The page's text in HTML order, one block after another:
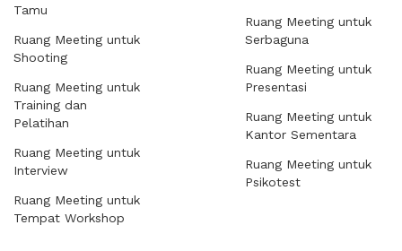
Tamu
Ruang Meeting untuk
Shooting
Ruang Meeting untuk
Training dan
Pelatihan
Ruang Meeting untuk
Interview
Ruang Meeting untuk
Tempat Workshop
Ruang Meeting untuk
Serbaguna
Ruang Meeting untuk
Presentasi
Ruang Meeting untuk
Kantor Sementara
Ruang Meeting untuk
Psikotest